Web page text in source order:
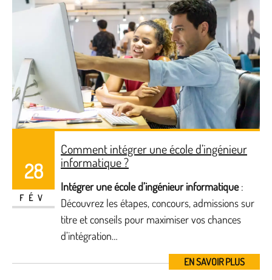
28
FÉV
Comment intégrer une école d’ingénieur
informatique ?
Intégrer une école d’ingénieur informatique:
Découvrez les étapes, concours, admissions sur
titre et conseils pour maximiser vos chances
d’intégration…
EN SAVOIR PLUS